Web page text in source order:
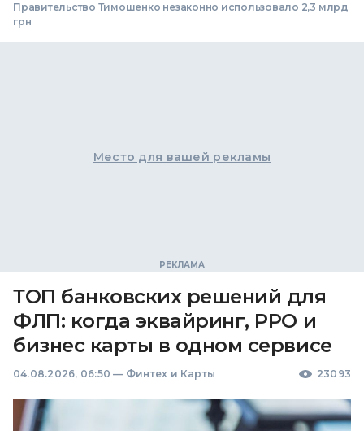
Правительство Тимошенко незаконно использовало 2,3 млрд
грн
Место для вашей рекламы
ТОП банковских решений для
ФЛП: когда эквайринг, РРО и
бизнес карты в одном сервисе
04.08.2026, 06:50 — Финтех и Карты 23093